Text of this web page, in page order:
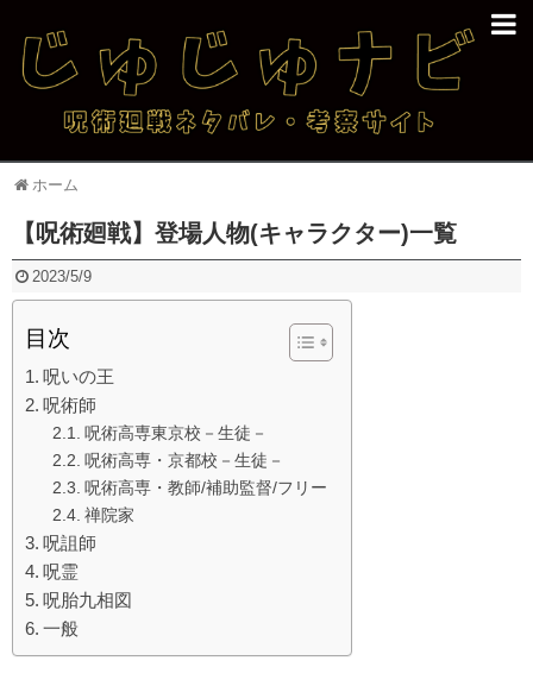
ホーム
【呪術廻戦】登場人物(キャラクター)一覧
2023/5/9
目次
呪いの王
呪術師
呪術高専東京校－生徒－
呪術高専・京都校－生徒－
呪術高専・教師/補助監督/フリー
禅院家
呪詛師
呪霊
呪胎九相図
一般